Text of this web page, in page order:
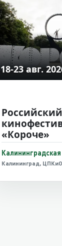
18-23 авг.
Российский
«Короче»
Калининград,